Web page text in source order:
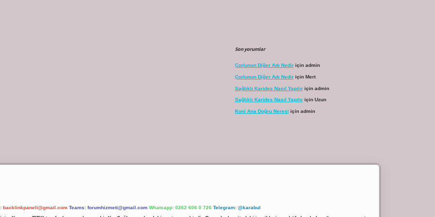
Son yorumlar
Çorlunun Diğer Adı Nediriçin admin
Çorlunun Diğer Adı Nediriçin Mert
Sağlıklı Karides Nasıl Yapılıriçin admin
Sağlıklı Karides Nasıl Yapılıriçin Uzun
Koni Ana Doğru Neresi için admin
backlinkpaneli@gmail.com Teams: forumhizmeti@gmail.com Whatsapp: 0262 606 0 726 Telegram: @karabul